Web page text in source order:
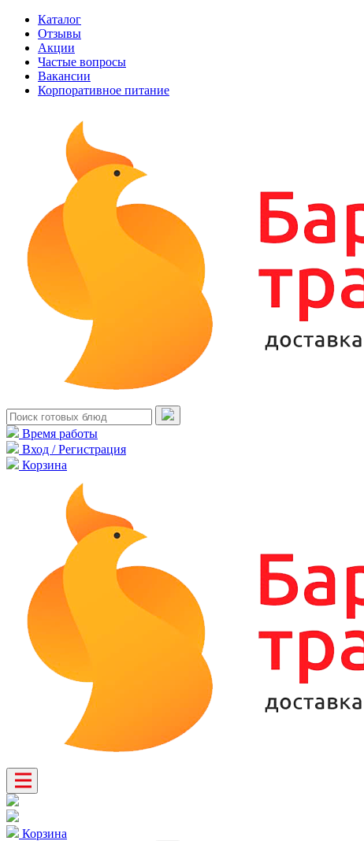
Каталог
Отзывы
Акции
Частые вопросы
Вакансии
Корпоративное питание
Время работы
Вход / Регистрация
Корзина
Корзина